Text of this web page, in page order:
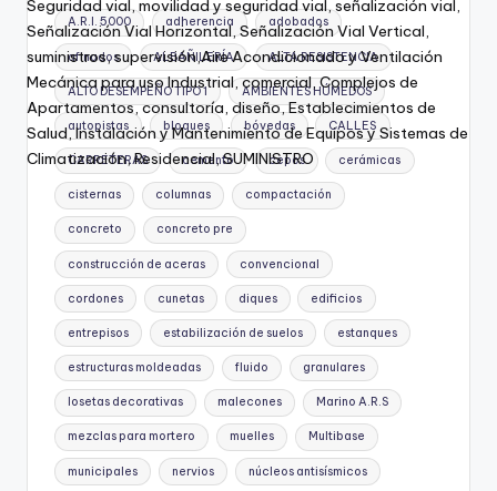
A.R.I. 5000 adherencia adobados
afinados ALBAÑILERÍA ALTA RESISTENCIA
ALTO DESEMPEÑO TIPO 1 AMBIENTES HÚMEDOS
autopistas bloques bóvedas CALLES
CARRETERAS cemento cepos cerámicas
cisternas columnas compactación
concreto concreto pre
construcción de aceras convencional
cordones cunetas diques edificios
entrepisos estabilización de suelos estanques
estructuras moldeadas fluido granulares
losetas decorativas malecones Marino A.R.S
mezclas para mortero muelles Multibase
municipales nervios núcleos antisísmicos